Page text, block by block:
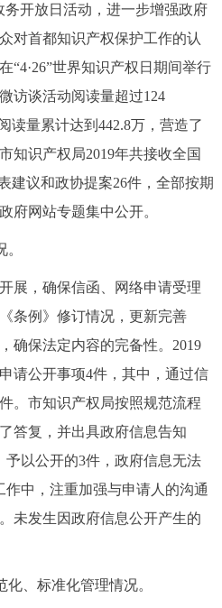
线访谈 图说互动
六区概览 人文北京
图说北京 视频北京
한국어
العربية PORTUGUÊS
回到顶部
开放日活动，进一步增强政府
对首都知识产权保护工作的认
“4·26”世界知识产权日期间举行
访谈活动阅读量超过124
读量累计达到442.8万，营造了
知识产权局2019年共接收全国
建议和政协提案26件，全部按期
府网站专题集中公开。
，确保信函、网络申请受理
条例》修订情况，更新完善
确保法定内容的完备性。2019
请公开事项4件，其中，通过信
。市知识产权局按照规范流程
答复，并出具政府信息告知
以公开的3件，政府信息无法
中，注重加强与申请人的沟通
未发生因政府信息公开产生的
、标准化管理情况。